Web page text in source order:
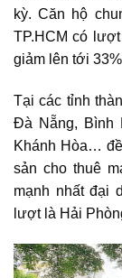
kỳ. Căn hộ
TP.HCM có
giảm lên tới
Tại các tỉnh
Đà Nẵng, Bình
Khánh Hòa…
sản cho thuê
mạnh nhất đại
lượt là Hải